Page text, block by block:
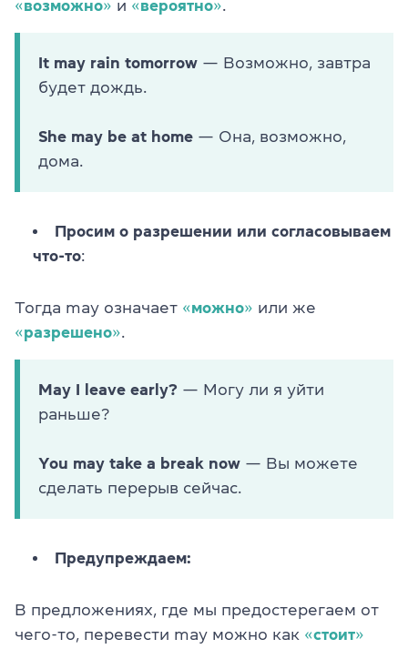
«возможно» и «вероятно»
It may rain tomorrow — Возможно, завтра
будет дождь.
She may be at home — Она, возможно,
дома.
Просим о разрешении или согласовываем
что-то:
Тогда may означает «можно» или же
«разрешено»
May I leave early? — Могу ли я уйти
раньше?
You may take a break now — Вы можете
сделать перерыв сейчас.
Предупреждаем:
В предложениях, где мы предостерегаем от
чего-то, перевести may можно как «стоит»